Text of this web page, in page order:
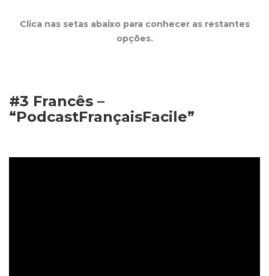
Clica nas setas abaixo para conhecer as restantes
opções.
#3 Francês –
“PodcastFrançaisFacile”